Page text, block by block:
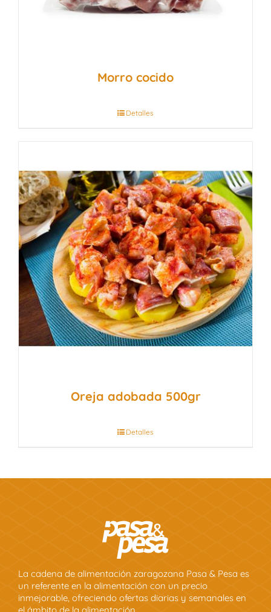
Morro cocido
Detalles
Oreja adobada 500gr
Detalles
La cadena de alimentación zaragozana Pasa & Pesa es
un referente en la alimentación con un precio
inmejorable, ofreciendo ofertas diarias y semanales en
el ámbito de la alimentación.